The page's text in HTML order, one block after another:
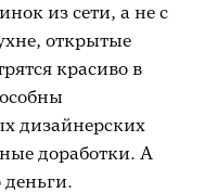
без переплаты
из сети, а не с
открытые
красиво в
дизайнерских
доработки. А
деньги.